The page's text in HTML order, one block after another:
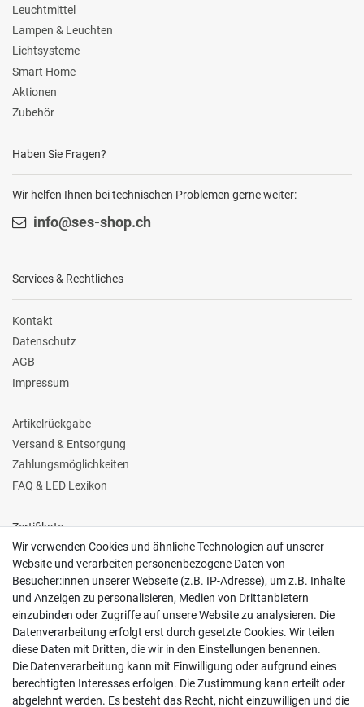
Leuchtmittel
Lampen & Leuchten
Lichtsysteme
Smart Home
Aktionen
Zubehör
Haben Sie Fragen?
Wir helfen Ihnen bei technischen Problemen gerne weiter:
info@ses-shop.ch
Services & Rechtliches
Kontakt
Datenschutz
AGB
Impressum
Artikelrückgabe
Versand & Entsorgung
Zahlungsmöglichkeiten
FAQ & LED Lexikon
Zertifikate
Wir verwenden Cookies und ähnliche Technologien auf unserer
Website und verarbeiten personenbezogene Daten von
Besucher:innen unserer Webseite (z.B. IP-Adresse), um z.B. Inhalte
und Anzeigen zu personalisieren, Medien von Drittanbietern
einzubinden oder Zugriffe auf unsere Website zu analysieren. Die
Datenverarbeitung erfolgt erst durch gesetzte Cookies. Wir teilen
diese Daten mit Dritten, die wir in den Einstellungen benennen.
Die Datenverarbeitung kann mit Einwilligung oder aufgrund eines
berechtigten Interesses erfolgen. Die Zustimmung kann erteilt oder
abgelehnt werden. Es besteht das Recht, nicht einzuwilligen und die